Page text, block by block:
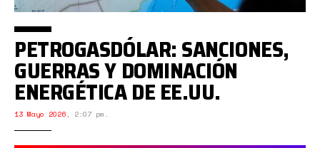
PETROGASDÓLAR: SANCIONES,
GUERRAS Y DOMINACIÓN
ENERGÉTICA DE EE.UU.
13 Mayo 2026, 2:07 pm.